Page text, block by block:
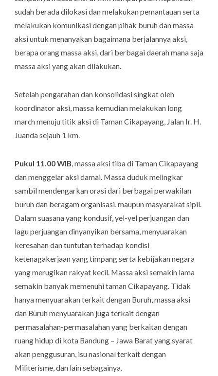
sudah berada dilokasi dan melakukan pemantauan serta
melakukan komunikasi dengan pihak buruh dan massa
aksi untuk menanyakan bagaimana berjalannya aksi,
berapa orang massa aksi, dari berbagai daerah mana saja
massa aksi yang akan dilakukan.
Setelah pengarahan dan konsolidasi singkat oleh
koordinator aksi, massa kemudian melakukan long
marchmenuju titik aksi di Taman Cikapayang, Jalan Ir. H.
Juanda sejauh 1 km.
Pukul 11.00 WIB, massa aksi tiba di Taman Cikapayang
dan menggelar aksi damai. Massa duduk melingkar
sambil mendengarkan orasi dari berbagai perwakilan
buruh dan beragam organisasi, maupun masyarakat sipil.
Dalam suasana yang kondusif, yel-yel perjuangan dan
lagu perjuangan dinyanyikan bersama, menyuarakan
keresahan dan tuntutan terhadap kondisi
ketenagakerjaan yang timpang serta kebijakan negara
yang merugikan rakyat kecil. Massa aksi semakin lama
semakin banyak memenuhi taman Cikapayang. Tidak
hanya menyuarakan terkait dengan Buruh, massa aksi
dan Buruh menyuarakan juga terkait dengan
permasalahan-permasalahan yang berkaitan dengan
ruang hidup di kota Bandung – Jawa Barat yang syarat
akan penggusuran, isu nasional terkait dengan
Militerisme, dan lain sebagainya.